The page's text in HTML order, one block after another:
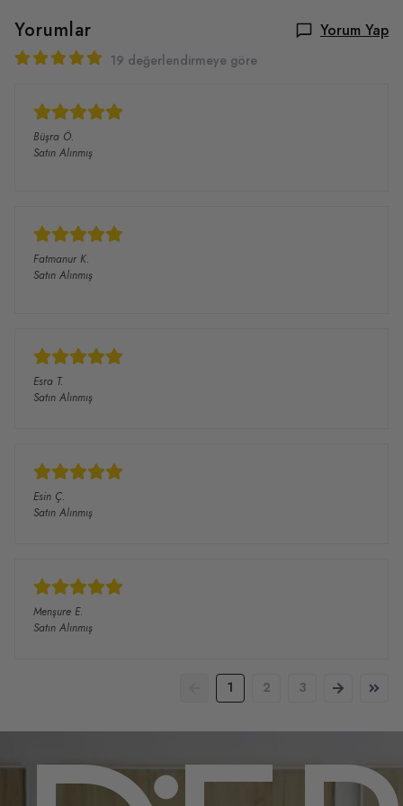
Yorumlar Yorum Yap
19 değerlendirmeye göre
Büşra Ö.
Satın Alınmış
Fatmanur K.
Satın Alınmış
Esra T.
Satın Alınmış
Esin Ç.
Satın Alınmış
Menşure E.
Satın Alınmış
1 2 3